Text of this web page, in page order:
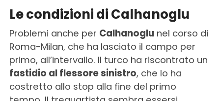
Le condizioni di Calhanoglu
Problemi anche per Calhanoglunel corso di
Roma-Milan, che ha lasciato il campo per
primo, all’intervallo. Il turco ha riscontrato un
fastidio al flessore sinistro, che lo ha
costretto allo stop alla fine del primo